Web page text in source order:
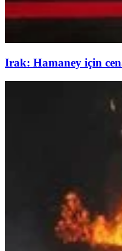
Irak: Hamaney için